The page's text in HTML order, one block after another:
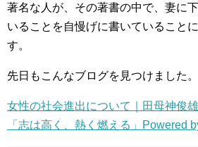
著名な人が、その著書の中で、妻に
いることを自慢げに書いていること
す。
先日もこんなブログを見つけました。
女性の社会進出について｜田母神俊
「志は高く、熱く燃える」Powered